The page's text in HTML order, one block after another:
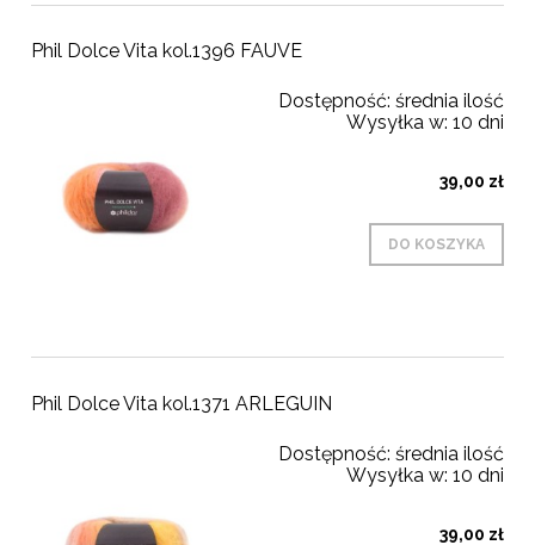
Phil Dolce Vita kol.1396 FAUVE
Dostępność: średnia ilość
Wysyłka w: 10 dni
39,00 zł
DO KOSZYKA
Phil Dolce Vita kol.1371 ARLEGUIN
Dostępność: średnia ilość
Wysyłka w: 10 dni
39,00 zł